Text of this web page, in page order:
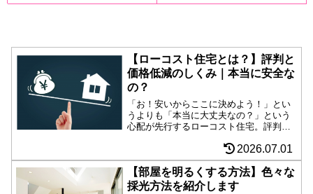
【ローコスト住宅とは？】評判と
価格低減のしくみ｜本当に安全な
の？
「お！安いからここに決めよう！」とい
うよりも「本当に大丈夫なの？」という
心配が先行するローコスト住宅。評判や
注・宣伝広告費削減・設計アイディアな
ど、ローコスト住宅は努力の結晶だっ
た。
2026.07.01
【部屋を明るくする方法】色々な
採光方法を紹介します